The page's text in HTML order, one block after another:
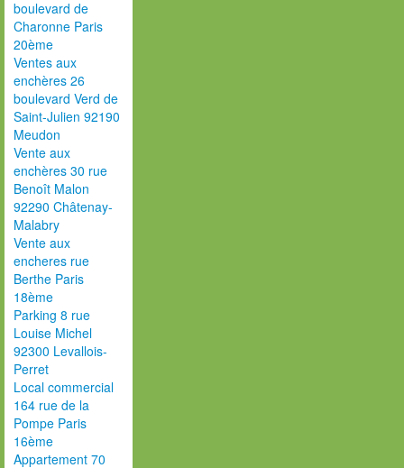
boulevard de
Charonne Paris
20ème
Ventes aux
enchères 26
boulevard Verd de
Saint-Julien 92190
Meudon
Vente aux
enchères 30 rue
Benoît Malon
92290 Châtenay-
Malabry
Vente aux
encheres rue
Berthe Paris
18ème
Parking 8 rue
Louise Michel
92300 Levallois-
Perret
Local commercial
164 rue de la
Pompe Paris
16ème
Appartement 70